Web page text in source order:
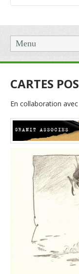
Menu
CARTES
En collaboration avec